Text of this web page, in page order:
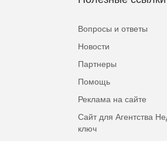
Вопросы и ответы
Новости
Партнеры
Помощь
Реклама на сайте
Сайт для Агентства
ключ